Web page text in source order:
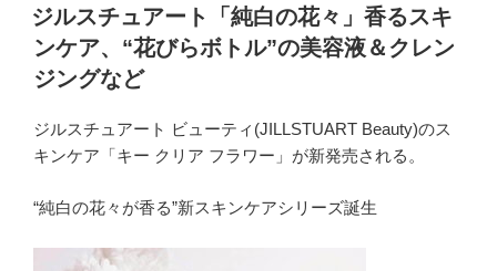
稿
日:
ジルスチュアート「純白の花々」香るスキ
ンケア、“花びらボトル”の美容液＆クレン
ジングなど
ジルスチュアート ビューティ(JILLSTUART Beauty)のス
キンケア「キー クリア フラワー」が新発売される。
“純白の花々が香る”新スキンケアシリーズ誕生